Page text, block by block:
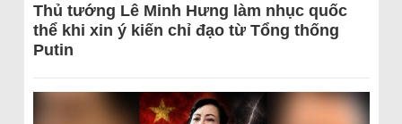
Thủ tướng Lê Minh Hưng làm nhục quốc
thể khi xin ý kiến chỉ đạo từ Tổng thống
Putin